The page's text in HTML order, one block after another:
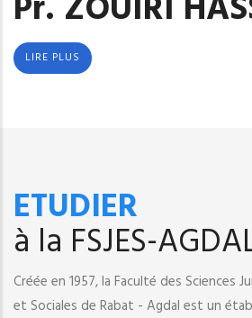
LIRE PLUS
ETUDIER
à la FSJES-
Créée en 1957, la Faculté des Sciences
et Sociales de Rabat - Agdal est un